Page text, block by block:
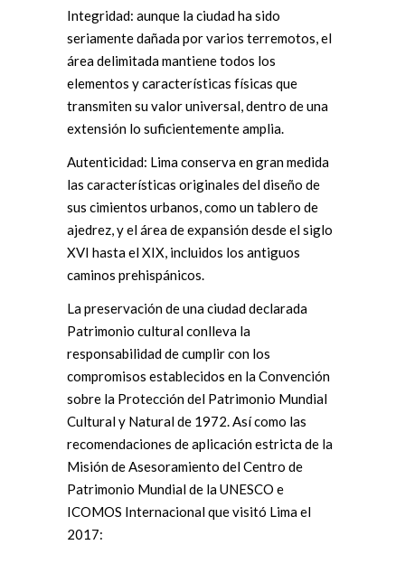
Integridad: aunque la ciudad ha sido
seriamente dañada por varios terremotos, el
área delimitada mantiene todos los
elementos y características físicas que
transmiten su valor universal, dentro de una
extensión lo suficientemente amplia.
Autenticidad: Lima conserva en gran medida
las características originales del diseño de
sus cimientos urbanos, como un tablero de
ajedrez, y el área de expansión desde el siglo
XVI hasta el XIX, incluidos los antiguos
caminos prehispánicos.
La preservación de una ciudad declarada
Patrimonio cultural conlleva la
responsabilidad de cumplir con los
compromisos establecidos en la Convención
sobre la Protección del Patrimonio Mundial
Cultural y Natural de 1972. Así como las
recomendaciones de aplicación estricta de la
Misión de Asesoramiento del Centro de
Patrimonio Mundial de la UNESCO e
ICOMOS Internacional que visitó Lima el
2017: